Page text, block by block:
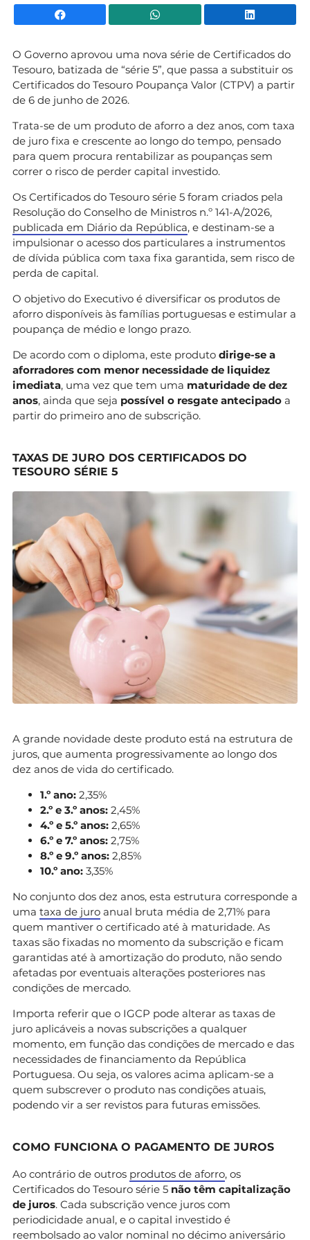
Facebook WhatsApp
O Governo aprovou uma nova série de Certificados do
Tesouro, batizada de “série 5”, que passa a substituir os
Certificados do Tesouro Poupança Valor (CTPV) a partir
de 6 de junho de 2026.
Trata-se de um produto de aforro a dez anos, com taxa
de juro fixa e crescente ao longo do tempo, pensado
para quem procura rentabilizar as poupanças sem
correr o risco de perder capital investido.
Os Certificados do Tesouro série 5 foram criados pela
Resolução do Conselho de Ministros n.º 141-A/2026,
publicada em Diário da República, e destinam-se a
impulsionar o acesso dos particulares a instrumentos
de dívida pública com taxa fixa garantida, sem risco de
perda de capital.
O objetivo do Executivo é diversificar os produtos de
aforro disponíveis às famílias portuguesas e estimular a
poupança de médio e longo prazo.
De acordo com o diploma, este produto dirige-se a
aforradores com menor necessidade de liquidez
imediata, uma vez que tem uma maturidade de dez
anos, ainda que seja possível o resgate antecipado a
partir do primeiro ano de subscrição.
TAXAS DE JURO DOS CERTIFICADOS DO
TESOURO SÉRIE 5
A grande novidade deste produto está na estrutura de
juros, que aumenta progressivamente ao longo dos
dez anos de vida do certificado.
1.º ano: 2,35%
2.º e 3.º anos: 2,45%
4.º e 5.º anos: 2,65%
6.º e 7.º anos: 2,75%
8.º e 9.º anos: 2,85%
10.º ano: 3,35%
No conjunto dos dez anos, esta estrutura corresponde a
uma taxa de juro anual bruta média de 2,71% para
quem mantiver o certificado até à maturidade. As
taxas são fixadas no momento da subscrição e ficam
garantidas até à amortização do produto, não sendo
afetadas por eventuais alterações posteriores nas
condições de mercado.
Importa referir que o IGCP pode alterar as taxas de
juro aplicáveis a novas subscrições a qualquer
momento, em função das condições de mercado e das
necessidades de financiamento da República
Portuguesa. Ou seja, os valores acima aplicam-se a
quem subscrever o produto nas condições atuais,
podendo vir a ser revistos para futuras emissões.
COMO FUNCIONA O PAGAMENTO DE JUROS
Ao contrário de outros produtos de aforro, os
Certificados do Tesouro série 5 não têm capitalização
de juros. Cada subscrição vence juros com
periodicidade anual, e o capital investido é
reembolsado ao valor nominal no décimo aniversário